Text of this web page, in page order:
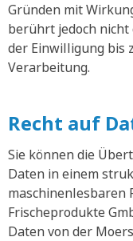
Gründen mit
berührt jedoch
der Einwilligung bis
Verarbeitung.
Recht auf
Sie können die
Daten in einem
maschinenlesbaren
Frischeprodukte
Daten von der